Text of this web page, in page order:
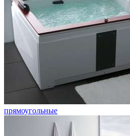
прямоугольные